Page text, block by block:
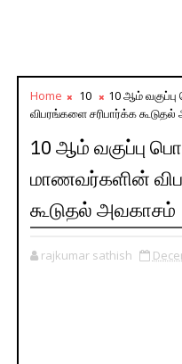
Home 10
10 ஆம்
விபரங்களை சரிபார்க்க
10 ஆம் வகுப்பு
மாணவர்களின்
கூடுதல் அவகாசம்
rajkumar sathish